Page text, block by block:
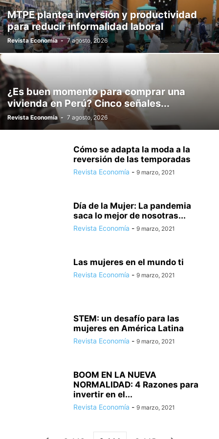
SIN CATEGORÍA SOSTENIBILIDAD TECNOLOGÍA
TELECOMUNICACIONES TEXTILES TRANSPORTE TURISMO
VEHÍCULOS
MTPE plantea inversión y productividad
para reducir informalidad laboral
Revista Economía - 7 agosto, 2026
¿Es buen momento para comprar una
vivienda en Perú? Cinco señales...
Revista Economía - 7 agosto, 2026
Cómo se adapta la moda a la
reversión de las temporadas
Revista Economía - 9 marzo, 2021
Día de la Mujer: La pandemia
saca lo mejor de nosotras...
Revista Economía - 9 marzo, 2021
Las mujeres en el mundo ti
Revista Economía - 9 marzo, 2021
STEM: un desafío para las
mujeres en América Latina
Revista Economía - 9 marzo, 2021
BOOM EN LA NUEVA
NORMALIDAD: 4 Razones para
invertir en el...
Revista Economía - 9 marzo, 2021